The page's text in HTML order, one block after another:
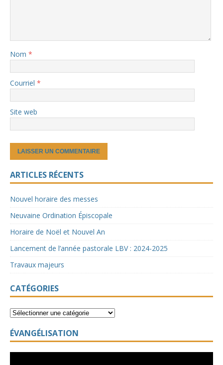
Nom *
Courriel *
Site web
ARTICLES RÉCENTS
Nouvel horaire des messes
Neuvaine Ordination Épiscopale
Horaire de Noël et Nouvel An
Lancement de l’année pastorale LBV : 2024-2025
Travaux majeurs
CATÉGORIES
ÉVANGÉLISATION